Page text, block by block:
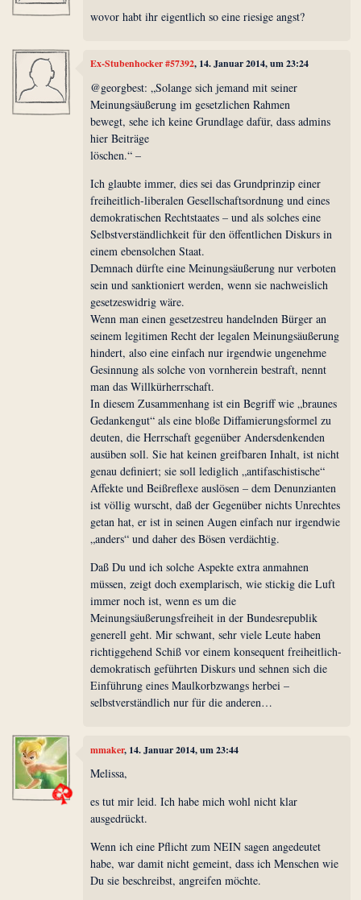
wovor habt ihr eigentlich so eine riesige angst?
Ex-Stubenhocker #57392, 14. Januar 2014, um 23:24
@georgbest: „Solange sich jemand mit seiner
Meinungsäußerung im gesetzlichen Rahmen
bewegt, sehe ich keine Grundlage dafür, dass admins
hier Beiträge
löschen.“ –
Ich glaubte immer, dies sei das Grundprinzip einer
freiheitlich-liberalen Gesellschaftsordnung und eines
demokratischen Rechtstaates – und als solches eine
Selbstverständlichkeit für den öffentlichen Diskurs in
einem ebensolchen Staat.
Demnach dürfte eine Meinungsäußerung nur verboten
sein und sanktioniert werden, wenn sie nachweislich
gesetzeswidrig wäre.
Wenn man einen gesetzestreu handelnden Bürger an
seinem legitimen Recht der legalen Meinungsäußerung
hindert, also eine einfach nur irgendwie ungenehme
Gesinnung als solche von vornherein bestraft, nennt
man das Willkürherrschaft.
In diesem Zusammenhang ist ein Begriff wie „braunes
Gedankengut“ als eine bloße Diffamierungsformel zu
deuten, die Herrschaft gegenüber Andersdenkenden
ausüben soll. Sie hat keinen greifbaren Inhalt, ist nicht
genau definiert; sie soll lediglich „antifaschistische“
Affekte und Beißreflexe auslösen – dem Denunzianten
ist völlig wurscht, daß der Gegenüber nichts Unrechtes
getan hat, er ist in seinen Augen einfach nur irgendwie
„anders“ und daher des Bösen verdächtig.
Daß Du und ich solche Aspekte extra anmahnen
müssen, zeigt doch exemplarisch, wie stickig die Luft
immer noch ist, wenn es um die
Meinungsäußerungsfreiheit in der Bundesrepublik
generell geht. Mir schwant, sehr viele Leute haben
richtiggehend Schiß vor einem konsequent freiheitlich-
demokratisch geführten Diskurs und sehnen sich die
Einführung eines Maulkorbzwangs herbei –
selbstverständlich nur für die anderen…
mmaker, 14. Januar 2014, um 23:44
Melissa,
es tut mir leid. Ich habe mich wohl nicht klar
ausgedrückt.
Wenn ich eine Pflicht zum NEIN sagen angedeutet
habe, war damit nicht gemeint, dass ich Menschen wie
Du sie beschreibst, angreifen möchte.